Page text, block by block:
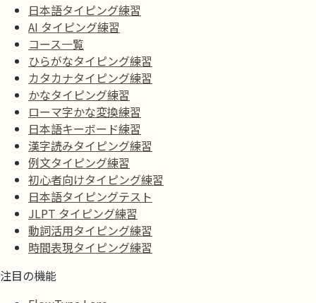
日本語タイピング練習
AI タイピング練習
コース一覧
ひらがなタイピング練習
カタカナタイピング練習
かなタイピング練習
ローマ字かな変換練習
日本語キーボード練習
漢字読みタイピング練習
例文タイピング練習
初心者向けタイピング練習
日本語タイピングテスト
JLPT タイピング練習
動詞活用タイピング練習
時間表現タイピング練習
注目の機能